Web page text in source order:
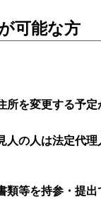
可能な方
所を変更する予定
の人は法定代
類等を持参・提出